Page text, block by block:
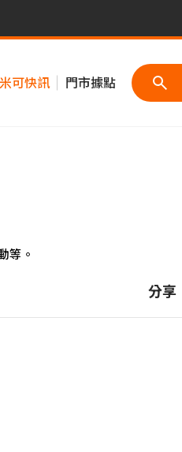
米可快訊 門市據點
等。
分享